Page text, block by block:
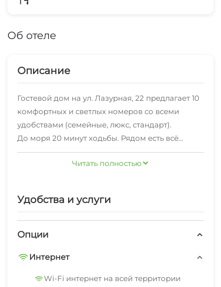
Об отеле
Описание
Гостевой дом на ул. Лазурная, 22 предлагает 10
комфортных и светлых номеров со всеми
удобствами (семейные, люкс, стандарт).
До моря 20 минут ходьбы. Рядом есть всё
необходимое: магазины, кафе, автобусная
кухня для самостоятельного приготовления
мангал;
парковка, стиральная машинка. Встречаем
Читать полностью
Удобства и услуги
Опции
Интернет
Wi-Fi интернет на всей территории